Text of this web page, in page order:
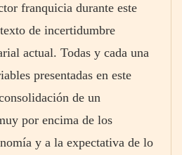
franquicia durante este
de incertidumbre
actual. Todas y cada una
presentadas en este
de un
por encima de los
y a la expectativa de lo